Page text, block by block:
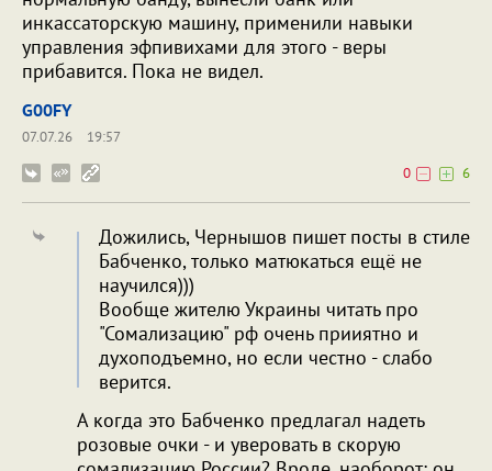
инкассаторскую машину, применили навыки
управления эфпивихами для этого - веры
прибавится. Пока не видел.
G00FY
07.07.26
19:57
0
6
Дожились, Чернышов пишет посты в стиле
Бабченко, только матюкаться ещё не
научился)))
Вообще жителю Украины читать про
"Сомализацию" рф очень прииятно и
духоподъемно, но если честно - слабо
верится.
А когда это Бабченко предлагал надеть
розовые очки - и уверовать в скорую